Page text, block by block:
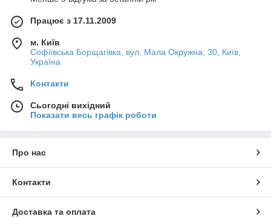
Працює з 17.11.2009
м. Київ
Софіївська Борщагівка, вул. Мала Окружна, 30, Київ,
Україна
Контакти
Сьогодні вихідний
Показати весь графік роботи
Про нас
Контакти
Доставка та оплата